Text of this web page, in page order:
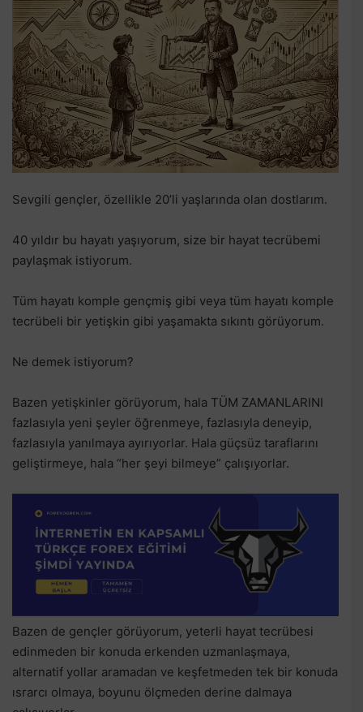
Sevgili gençler, özellikle 20’li yaşlarında olan dostlarım.
40 yıldır bu hayatı yaşıyorum, size bir hayat tecrübemi
paylaşmak istiyorum.
Tüm hayatı komple gençmiş gibi veya tüm hayatı komple
tecrübeli bir yetişkin gibi yaşamakta sıkıntı görüyorum.
Ne demek istiyorum?
Bazen yetişkinler görüyorum, hala TÜM ZAMANLARINI
fazlasıyla yeni şeyler öğrenmeye, fazlasıyla deneyip,
fazlasıyla yanılmaya ayırıyorlar. Hala güçsüz taraflarını
geliştirmeye, hala “her şeyi bilmeye” çalışıyorlar.
Bazen de gençler görüyorum, yeterli hayat tecrübesi
edinmeden bir konuda erkenden uzmanlaşmaya,
alternatif yollar aramadan ve keşfetmeden tek bir konuda
ısrarcı olmaya, boyunu ölçmeden derine dalmaya